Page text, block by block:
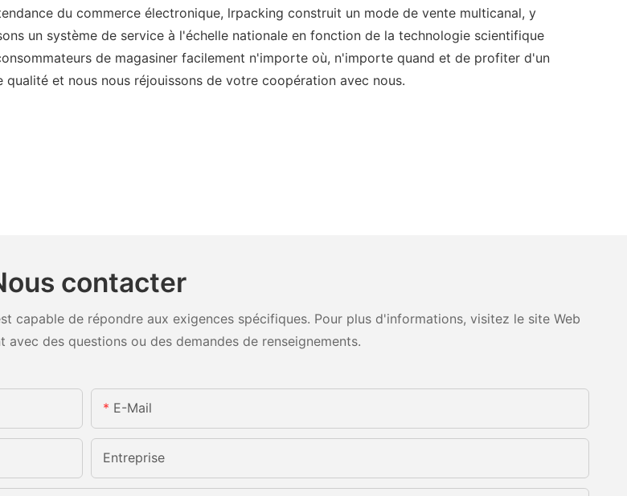
du commerce électronique, lrpacking construit un mode de vente multicanal, y
un système de service à l'échelle nationale en fonction de la technologie scientifique
de magasiner facilement n'importe où, n'importe quand et de profiter d'un
et nous nous réjouissons de votre coopération avec nous.
contacter
capable de répondre aux exigences spécifiques. Pour plus d'informations, visitez le site Web
des questions ou des demandes de renseignements.
E-Mail
Entreprise